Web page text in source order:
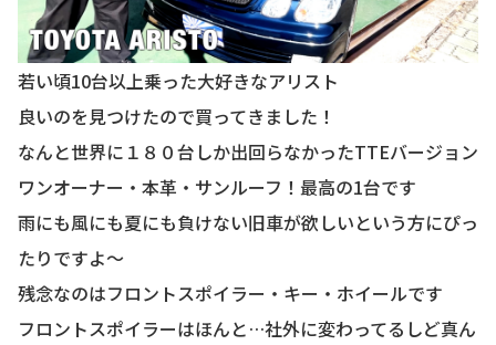
若い頃10台以上乗った大好きなアリスト
良いのを見つけたので買ってきました！
なんと世界に１８０台しか出回らなかったTTEバージョン
ワンオーナー・本革・サンルーフ！最高の1台です
雨にも風にも夏にも負けない旧車が欲しいという方にぴっ
たりですよ〜
残念なのはフロントスポイラー・キー・ホイールです
フロントスポイラーはほんと…社外に変わってるしど真ん